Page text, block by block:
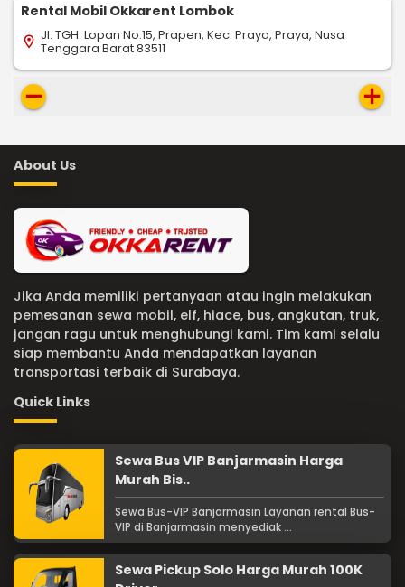
Rental Mobil Okkarent Lombok
location_on Jl. TGH. Lopan No.15, Prapen, Kec. Praya, Praya, Nusa
Tenggara Barat 83511
remove add
About Us
Jika Anda memiliki pertanyaan atau ingin melakukan
pemesanan sewa mobil, elf, hiace, bus, angkutan, truk,
jangan ragu untuk menghubungi kami. Tim kami selalu
siap membantu Anda mendapatkan layanan
transportasi terbaik di Surabaya.
Quick Links
Sewa Bus VIP Banjarmasin Harga
Murah Bis..
Sewa Bus-VIP Banjarmasin Layanan rental Bus-
VIP di Banjarmasin menyediak ...
Sewa Pickup Solo Harga Murah 100K